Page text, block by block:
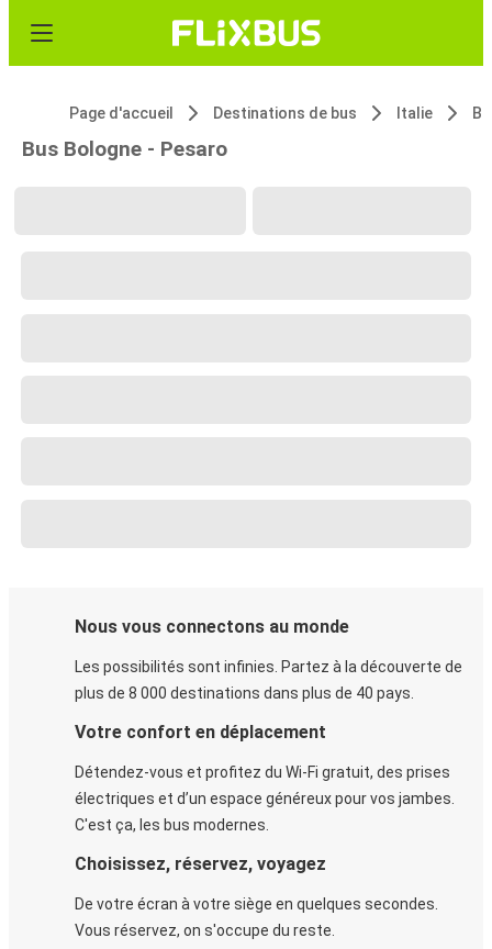
Page d'accueil Destinations de bus Italie
Bus Bologne - Pesaro
Nous vous connectons au monde
Les possibilités sont infinies. Partez à la découverte de
plus de 8 000 destinations dans plus de 40 pays.
Votre confort en déplacement
Détendez-vous et profitez du Wi-Fi gratuit, des prises
électriques et d’un espace généreux pour vos jambes.
C'est ça, les bus modernes.
Choisissez, réservez, voyagez
De votre écran à votre siège en quelques secondes.
Vous réservez, on s'occupe du reste.